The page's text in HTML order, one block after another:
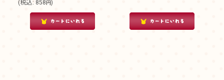
(税込: 858円)